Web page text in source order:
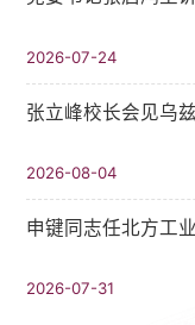
2026-07-24
张立峰校长会见乌
2026-08-04
申键同志任北方工
2026-07-31